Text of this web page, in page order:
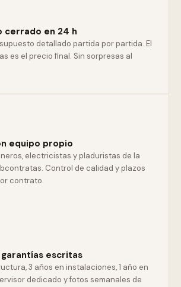
cerrado en 24 h
detallado partida por partida. El
es el precio final. Sin sorpresas al
equipo propio
electricistas y pladuristas de la
Control de calidad y plazos
contrato.
escritas
3 años en instalaciones, 1 año en
dedicado y fotos semanales de